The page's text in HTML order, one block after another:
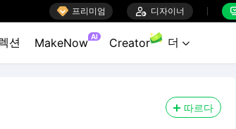
 프리미엄  디자이너
션 MakeNow AI Creator 더 
따르다